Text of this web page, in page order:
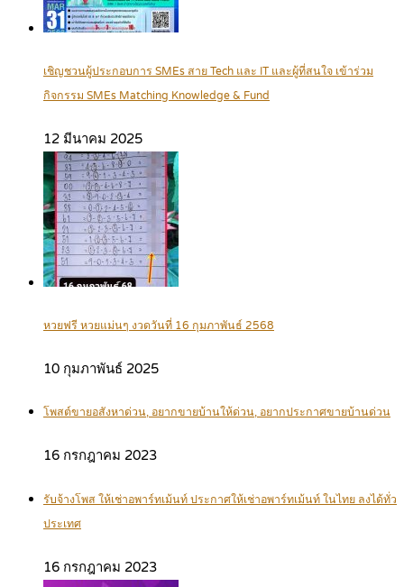
เชิญชวนผู้ประกอบการ SMEs สาย Tech และ IT และผู้ที่สนใจ เข้าร่วม
กิจกรรม SMEs Matching Knowledge & Fund
12 มีนาคม 2025
หวยฟรี หวยแม่นๆ งวดวันที่ 16 กุมภาพันธ์ 2568
10 กุมภาพันธ์ 2025
โพสต์ขายอสังหาด่วน, อยากขายบ้านให้ด่วน, อยากประกาศขายบ้านด่วน
16 กรกฎาคม 2023
รับจ้างโพส ให้เช่าอพาร์ทเม้นท์ ประกาศให้เช่าอพาร์ทเม้นท์ ในไทย ลงได้ทั่ว
ประเทศ
16 กรกฎาคม 2023